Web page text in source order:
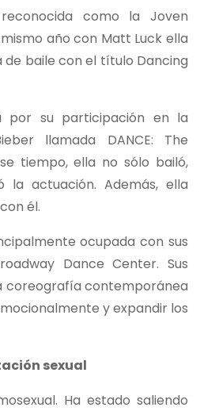
como la Joven
año con Matt Luck ella
de baile con el título Dancing
por su participación en la
llamada DANCE: The
tiempo, ella no sólo bailó,
la actuación. Además, ella
él.
ocupada con sus
Dance Center. Sus
coreografía contemporánea
y expandir los
sexual
Ha estado saliendo